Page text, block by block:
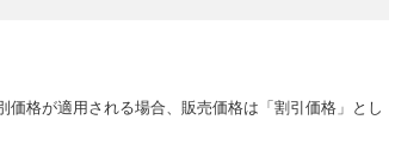
格が適用される場合、販売価格は「割引価格」とし